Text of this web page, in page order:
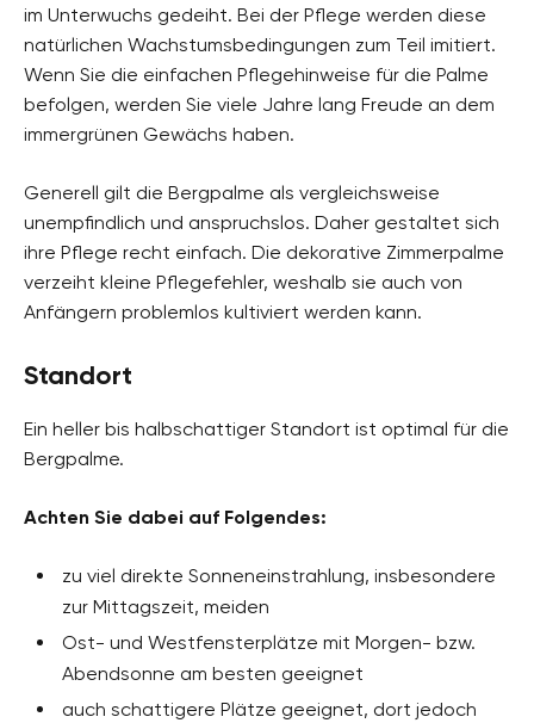
im Unterwuchs gedeiht. Bei der Pflege werden diese
natürlichen Wachstumsbedingungen zum Teil imitiert.
Wenn Sie die einfachen Pflegehinweise für die Palme
befolgen, werden Sie viele Jahre lang Freude an dem
immergrünen Gewächs haben.
Generell gilt die Bergpalme als vergleichsweise
unempfindlich und anspruchslos. Daher gestaltet sich
ihre Pflege recht einfach. Die dekorative Zimmerpalme
verzeiht kleine Pflegefehler, weshalb sie auch von
Anfängern problemlos kultiviert werden kann.
Standort
Ein heller bis halbschattiger Standort ist optimal für die
Bergpalme.
Achten Sie dabei auf Folgendes:
zu viel direkte Sonneneinstrahlung, insbesondere
zur Mittagszeit, meiden
Ost- und Westfensterplätze mit Morgen- bzw.
Abendsonne am besten geeignet
auch schattigere Plätze geeignet, dort jedoch